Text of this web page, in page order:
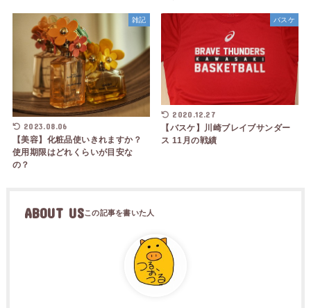
雑記
2023.08.06
【美容】化粧品使いきれますか？
使用期限はどれくらいが目安な
の？
バスケ
2020.12.27
【バスケ】川崎ブレイブサンダー
ス 11月の戦績
ABOUT US